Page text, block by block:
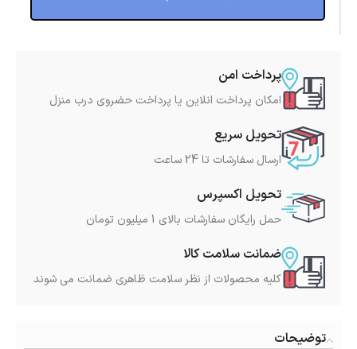
پرداخت امن
امکان پرداخت انلاین یا پرداخت حضروی درب منزل
تحویل سریع
ارسال سفارشات تا 24 ساعت
تحویل اکسپرس
حمل رایگان سفارشات بالای 1 میلیون تومان
ضمانت سلامت کالا
کلیه محصولات از نظر سلامت ظاهری ضمانت می شوند
توضیحات